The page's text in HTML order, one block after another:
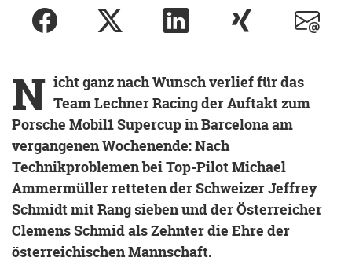
N icht ganz nach Wunsch verlief für das
Team Lechner Racing der Auftakt zum
Porsche Mobil1 Supercup in Barcelona am
vergangenen Wochenende: Nach
Technikproblemen bei Top-Pilot Michael
Ammermüller retteten der Schweizer Jeffrey
Schmidt mit Rang sieben und der Österreicher
Clemens Schmid als Zehnter die Ehre der
österreichischen Mannschaft.